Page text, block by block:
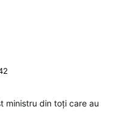
ministru din toți care au